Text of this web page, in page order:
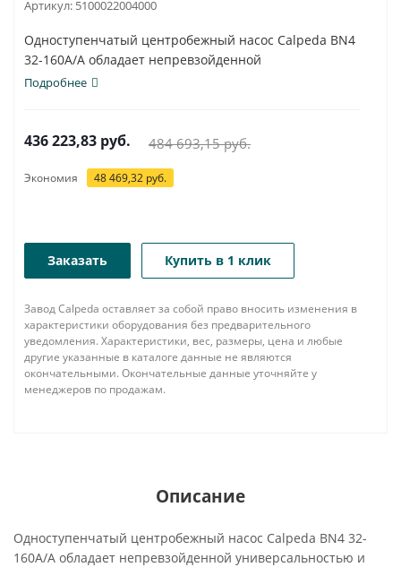
Артикул: 5100022004000
Одноступенчатый центробежный насос Calpeda BN4
32-160A/A обладает непревзойденной
универсальностью...
Подробнее
436 223,83 руб. 484 693,15руб.
Экономия 48 469,32 руб.
Заказать Купить в 1 клик
Завод Calpeda оставляет за собой право вносить изменения в
характеристики оборудования без предварительного
уведомления. Характеристики, вес, размеры, цена и любые
другие указанные в каталоге данные не являются
окончательными. Окончательные данные уточняйте у
менеджеров по продажам.
Описание
Одноступенчатый центробежный насос Calpeda BN4 32-
160A/A обладает непревзойденной универсальностью и